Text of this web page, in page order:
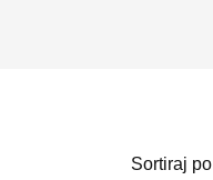
Sortiraj po